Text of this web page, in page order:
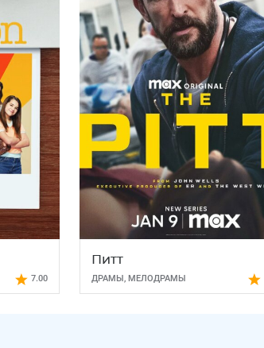
7.00
Питт
ДРАМЫ , МЕЛОДРАМЫ